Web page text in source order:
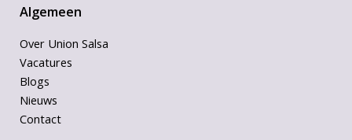
Algemeen
Over Union Salsa
Vacatures
Blogs
Nieuws
Contact